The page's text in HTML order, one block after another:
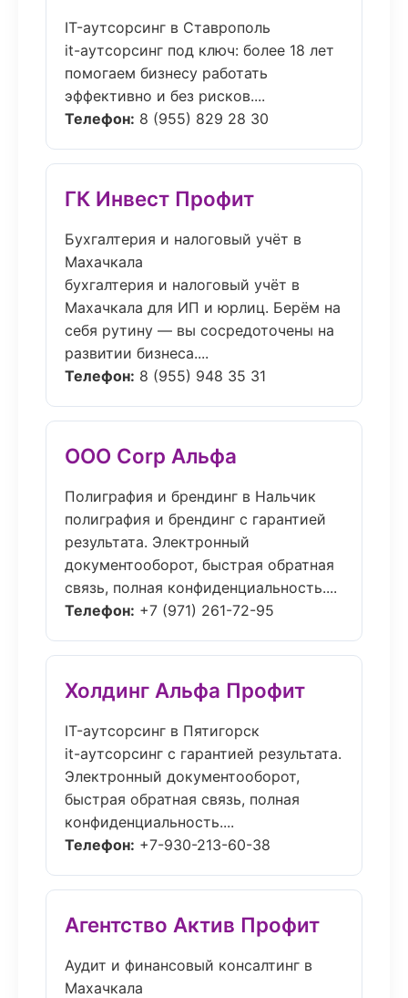
IT-аутсорсинг в Ставрополь
it-аутсорсинг под ключ: более 18 лет
помогаем бизнесу работать
эффективно и без рисков....
Телефон: 8 (955) 829 28 30
ГК Инвест Профит
Бухгалтерия и налоговый учёт в
Махачкала
бухгалтерия и налоговый учёт в
Махачкала для ИП и юрлиц. Берём на
себя рутину — вы сосредоточены на
развитии бизнеса....
Телефон: 8 (955) 948 35 31
ООО Corp Альфа
Полиграфия и брендинг в Нальчик
полиграфия и брендинг с гарантией
результата. Электронный
документооборот, быстрая обратная
связь, полная конфиденциальность....
Телефон: +7 (971) 261-72-95
Холдинг Альфа Профит
IT-аутсорсинг в Пятигорск
it-аутсорсинг с гарантией результата.
Электронный документооборот,
быстрая обратная связь, полная
конфиденциальность....
Телефон: +7-930-213-60-38
Агентство Актив Профит
Аудит и финансовый консалтинг в
Махачкала